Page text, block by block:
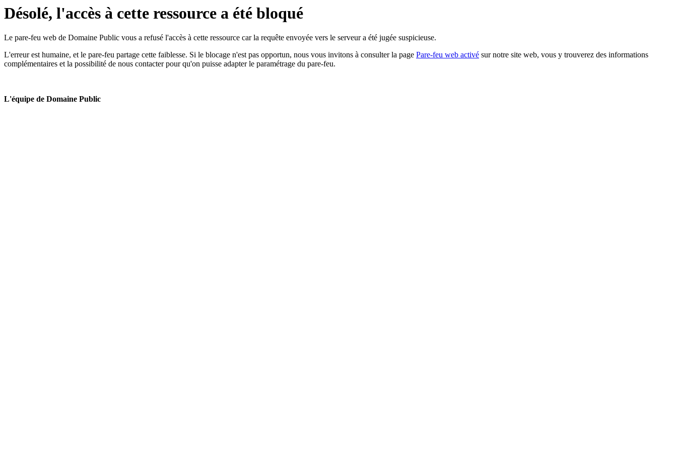
Désolé, l'accès à cette ressource a été bloqué
Le pare-feu web de Domaine Public vous a refusé l'accès à cette ressource car la requête envoyée vers le serveur a été jugée suspicieuse.
L'erreur est humaine, et le pare-feu partage cette faiblesse. Si le blocage n'est pas opportun, nous vous invitons à consulter la page Pare-feu web activé sur notre site web, vous y trouverez des informations
complémentaires et la possibilité de nous contacter pour qu'on puisse adapter le paramétrage du pare-feu.
L'équipe de Domaine Public